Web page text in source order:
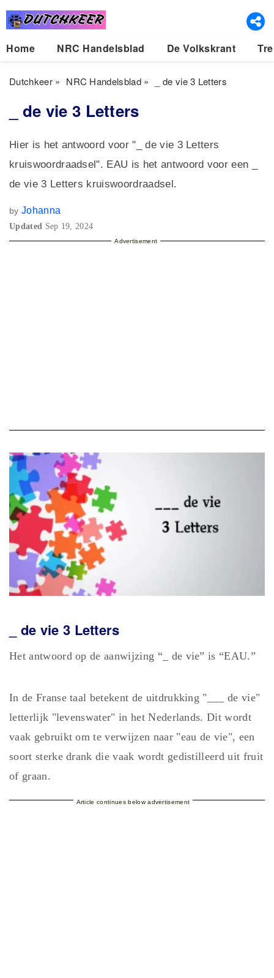
Home NRC Handelsblad De Volkskrant
Dutchkeer» NRC Handelsblad » _ de vie 3 Letters
_ de vie 3 Letters
Hier is het antwoord voor "_ de vie 3 Letters
kruiswoordraadsel". EAU is het antwoord voor een _
de vie 3 Letters kruiswoordraadsel.
by Johanna
Updated Sep 19, 2024
Advertisement
_ de vie 3 Letters
Het antwoord op de aanwijzing “_ de vie” is “EAU.”
In de Franse taal betekent de uitdrukking "___ de vie"
letterlijk "levenswater" in het Nederlands. Dit wordt
vaak gebruikt om te verwijzen naar "eau de vie", een
soort sterke drank die vaak wordt gedistilleerd uit fruit
of graan.
Article continues below advertisement